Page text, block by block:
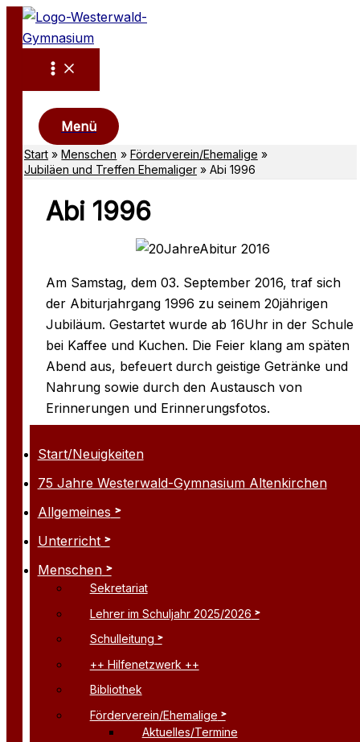
Zum
Inhalt
springen
Menü
Start Menschen
Förderverein/Ehemalige
Jubiläen und Treffen Ehemaliger
Abi 1996
Start/Neuigkeiten
75 Jahre Westerwald-Gymnasium Altenkirchen
Allgemeines
Unterricht
Menschen
Sekretariat
Lehrer im Schuljahr 2025/2026
Schulleitung
++ Hilfenetzwerk ++
Bibliothek
Förderverein/Ehemalige
Aktuelles/Termine
Abi 1996
Am Samstag, dem 03. September 2016, traf sich
der Abiturjahrgang 1996 zu seinem 20jährigen
Jubiläum. Gestartet wurde ab 16Uhr in der Schule
bei Kaffee und Kuchen. Die Feier klang am späten
Abend aus, befeuert durch geistige Getränke und
Nahrung sowie durch den Austausch von
Erinnerungen und Erinnerungsfotos.